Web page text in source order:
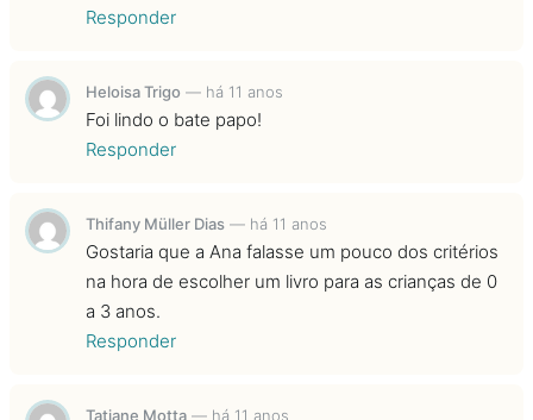
Responder
Heloisa Trigo — há 11 anos
Foi lindo o bate papo!
Responder
Thifany Müller Dias — há 11 anos
Gostaria que a Ana falasse um pouco dos critérios
na hora de escolher um livro para as crianças de 0
a 3 anos.
Responder
Tatiane Motta — há 11 anos